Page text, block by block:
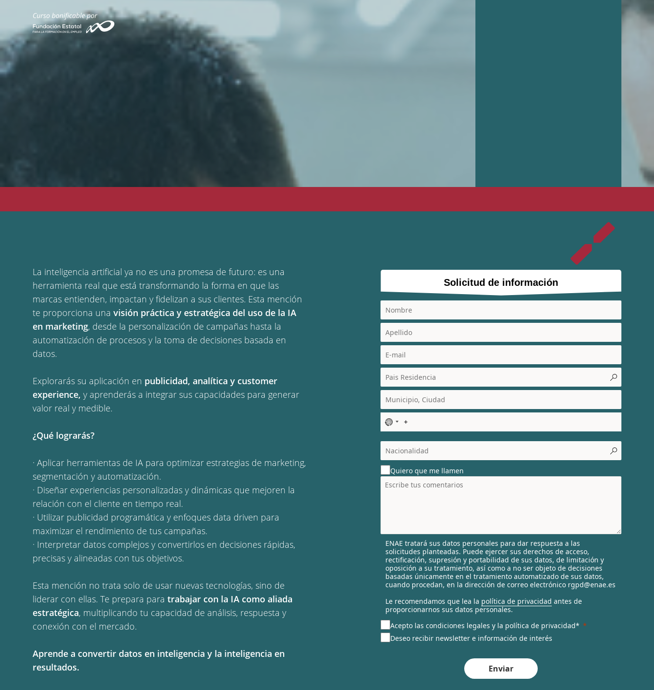
La inteligencia artificial ya no es una promesa de futuro: es una
herramienta real que está transformando la forma en que las
marcas entienden, impactan y fidelizan a sus clientes. Esta mención
te proporciona unavisión práctica y estratégica del uso de la IA
en marketing, desde la personalización de campañas hasta la
automatización de procesos y la toma de decisiones basada en
datos.
Explorarás su aplicación en publicidad, analítica y customer
experience, y aprenderás a integrar sus capacidades para generar
valor real y medible.
¿Qué lograrás?
· Aplicar herramientas de IA para optimizar estrategias de marketing,
segmentación y automatización.
· Diseñar experiencias personalizadas y dinámicas que mejoren la
relación con el cliente en tiempo real.
· Utilizar publicidad programática y enfoques data driven para
maximizar el rendimiento de tus campañas.
· Interpretar datos complejos y convertirlos en decisiones rápidas,
precisas y alineadas con tus objetivos.
Esta mención no trata solo de usar nuevas tecnologías, sino de
liderar con ellas. Te prepara paratrabajar con la IA como aliada
estratégica, multiplicando tu capacidad de análisis, respuesta y
conexión con el mercado.
Aprende a convertir datos en inteligencia y la inteligencia en
resultados.
Solicitud de información
N
o
c
o
u
n
t
l
e
c
t
e
d
Quiero que me llamen
ENAE tratará sus datos personales para dar respuesta a las
solicitudes planteadas. Puede ejercer sus derechos de acceso,
rectificación, supresión y portabilidad de sus datos, de limitación y
oposición a su tratamiento, así como a no ser objeto de decisiones
basadas únicamente en el tratamiento automatizado de sus datos,
cuando procedan, en la dirección de correo electrónico rgpd@enae.es
Le recomendamos que lea la política de privacidad antes de
proporcionarnos sus datos personales.
Acepto las condiciones legales y la política de privacidad*
Deseo recibir newsletter e información de interés
Enviar